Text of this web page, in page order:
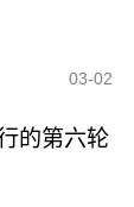
03-02
的第六轮